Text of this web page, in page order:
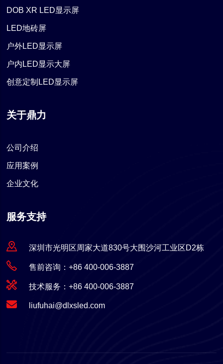
DOB XR LED显示屏
LED地砖屏
户外LED显示屏
户内LED显示大屏
创意定制LED显示屏
关于鼎力
公司介绍
应用案例
企业文化
服务支持
深圳市光明区周家大道830号大围沙河工业区D2栋
售前咨询：+86 400-006-3887
技术服务：+86 400-006-3887
liufuhai@dlxsled.com